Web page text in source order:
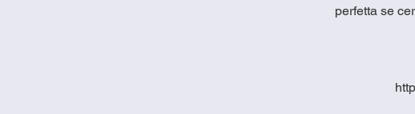
perfetta se